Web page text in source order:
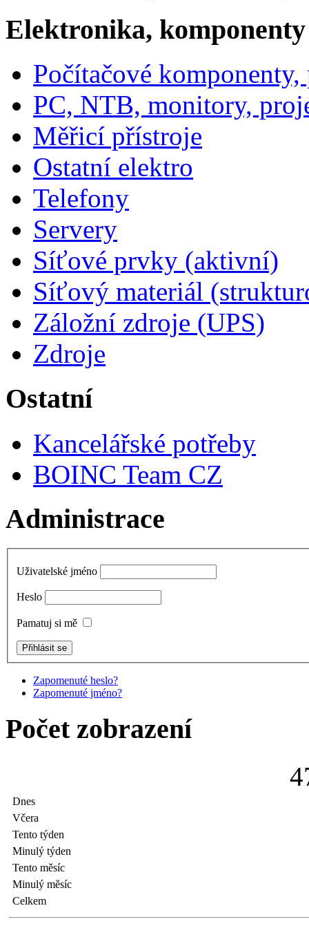
Elektronika, komponenty
Počítačové
PC, NTB, monitory,
Měřicí přístroje
Ostatní elektro
Telefony
Servery
Síťové prvky (aktivní)
Síťový materiál
Záložní zdroje (UPS)
Zdroje
Ostatní
Kancelářské potřeby
BOINC Team CZ
Administrace
Uživatelské jméno
Heslo
Pamatuj si mě
Zapomenuté heslo?
Zapomenuté jméno?
Počet zobrazení
4
Dnes
Včera
Tento týden
Minulý týden
Tento měsíc
Minulý měsíc
Celkem